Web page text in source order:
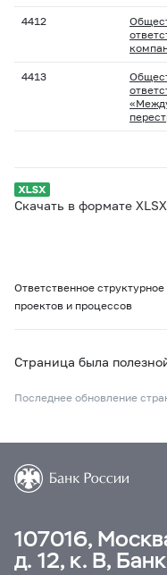
4412
4413
Скачать в формате XLSX
Ответственное
проектов и процессов
Страница была
Последнее обновление
107016,
д. 12, к. В,